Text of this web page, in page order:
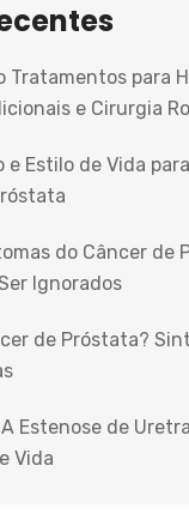
Tratamentos para
e Cirurgia
Estilo de Vida
do Câncer de
Ignorados
de Próstata?
Estenose de
Vida